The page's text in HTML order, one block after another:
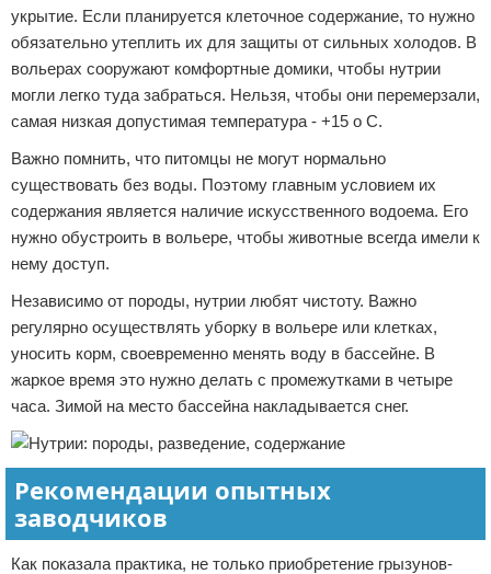
укрытие. Если планируется клеточное содержание, то нужно
обязательно утеплить их для защиты от сильных холодов. В
вольерах сооружают комфортные домики, чтобы нутрии
могли легко туда забраться. Нельзя, чтобы они перемерзали,
самая низкая допустимая температура - +15 о С.
Важно помнить, что питомцы не могут нормально
существовать без воды. Поэтому главным условием их
содержания является наличие искусственного водоема. Его
нужно обустроить в вольере, чтобы животные всегда имели к
нему доступ.
Независимо от породы, нутрии любят чистоту. Важно
регулярно осуществлять уборку в вольере или клетках,
уносить корм, своевременно менять воду в бассейне. В
жаркое время это нужно делать с промежутками в четыре
часа. Зимой на место бассейна накладывается снег.
Рекомендации опытных
заводчиков
Как показала практика, не только приобретение грызунов-